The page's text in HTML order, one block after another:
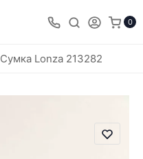
0
Сумка Lonza 213282